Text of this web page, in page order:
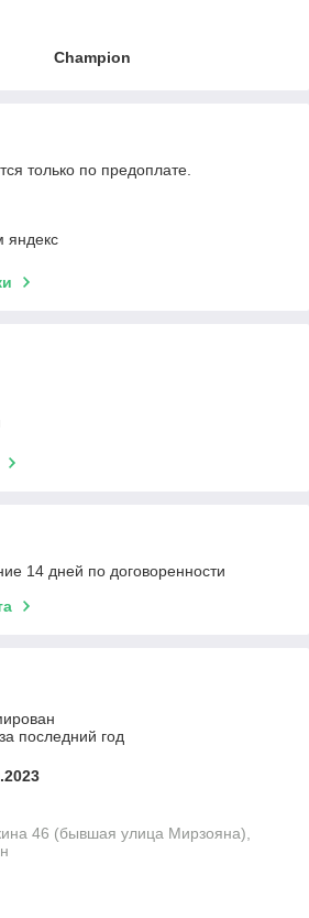
Champion
только по предоплате.
яндекс
14 дней по договоренности
последний год
46 (бывшая улица Мирзояна),